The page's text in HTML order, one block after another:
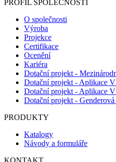
PROFIL SPOLEČNOSTI
O společnosti
Výroba
Projekce
Certifikace
Ocenění
Kariéra
Dotační projekt -
Dotační projekt - Aplikace
Dotační projekt - Aplikace
Dotační projekt -
PRODUKTY
Katalogy
Návody a formuláře
KONTAKT